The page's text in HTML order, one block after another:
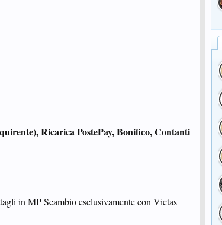
Ricarica PostePay, Bonifico, Contanti
in MP Scambio esclusivamente con Victas